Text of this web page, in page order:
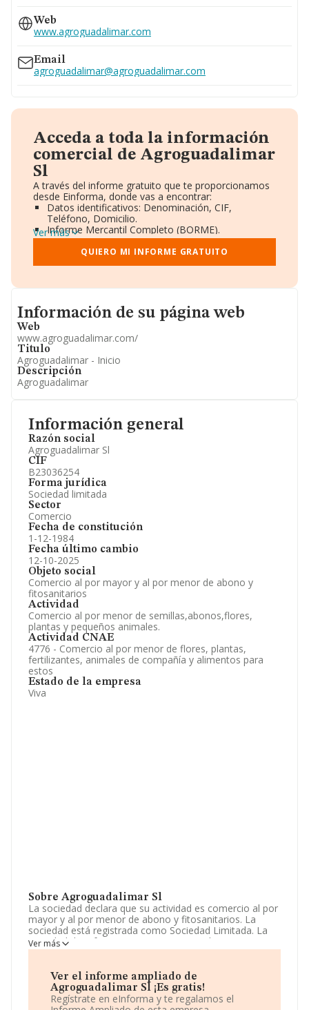
Información general
Razón social
Agroguadalimar Sl
CIF
B23036254
Forma jurídica
Sociedad limitada
Sector
Comercio
Fecha de constitución
1-12-1984
Fecha último cambio
12-10-2025
Objeto social
Comercio al por mayor y al por menor de abono y
fitosanitarios
Actividad
Comercio al por menor de semillas,abonos,flores,
plantas y pequeños animales.
Actividad CNAE
4776 - Comercio al por menor de flores, plantas,
fertilizantes, animales de compañía y alimentos para
estos
Estado de la empresa
Viva
Sobre Agroguadalimar Sl
La sociedad declara que su actividad es comercio al por
mayor y al por menor de abono y fitosanitarios. La
sociedad está registrada como Sociedad Limitada. La
actividad de referencia CNAE corresponde a 'Comercio
al por menor de flores, plantas, semillas, fertilizantes,
establecimientos especializados', cuyo Código es 4776.
La compañía no tiene actividad en mercados exteriores.
Ver más
Ver el informe ampliado de
Agroguadalimar Sl ¡Es gratis!
Regístrate en eInforma y te regalamos el
669...
Ver teléfono 669...
Web
www.agroguadalimar.com
Email
agroguadalimar@agroguadalimar.com
Acceda a toda la información
comercial de Agroguadalimar
Sl
A través del informe gratuito que te proporcionamos
desde Einforma, donde vas a encontrar:
Datos identificativos: Denominación, CIF,
Teléfono, Domicilio.
Informe Mercantil Completo (BORME).
Gráficos de Evolución Ventas y Empleados.
Consejo de Administración y Administradores.
Directivos y Ejecutivos.
Información oficial y registral complementaria.
Ver más
QUIERO MI INFORME GRATUITO
Informacion de su página web
Información de su página web
Web
www.agroguadalimar.com/
Titulo
Agroguadalimar - Inicio
Descripción
Agroguadalimar